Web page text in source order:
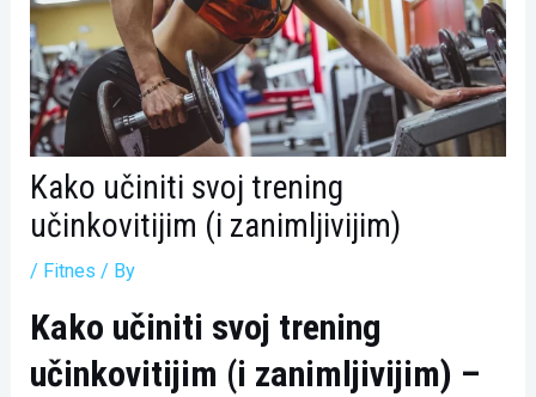
Kako učiniti svoj trening
učinkovitijim (i zanimljivijim)
/ Fitnes / By
Kako učiniti svoj trening
učinkovitijim (i zanimljivijim) –